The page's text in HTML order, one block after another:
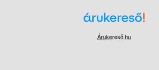
Árukereső.hu